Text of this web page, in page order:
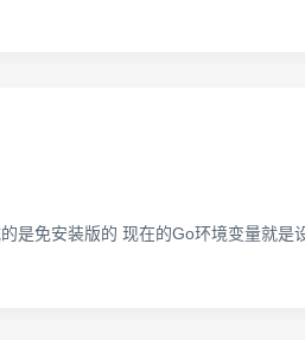
是免安装版的 现在的Go环境变量就是